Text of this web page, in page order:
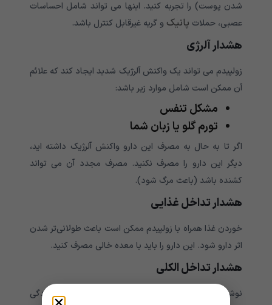
شدن پوست) را تجربه کنید. اینها می تواند شامل احساسات
عصبی، حملات پانیک و گریه غیرقابل کنترل باشد.
هشدار آلرژی
زولپیدم می تواند یک واکنش آلرژیک شدید ایجاد کند که علائم
آن ممکن است شامل موارد زیر باشد:
مشکل تنفس
تورم گلو یا زبان شما
اگر تا به حال به مصرف این دارو واکنش آلرژیک داشته اید،
دیگر این دارو را مصرف نکنید. مصرف مجدد آن می تواند
کشنده باشد (باعث مرگ شود).
هشدار تداخل غذایی
خوردن غذا همراه با زولپیدم ممکن است باعث طولانی‌تر شدن
اثر دارو شود. این دارو را باید با معده خالی مصرف کنید.
هشدار تداخل الکلی
نوشیدن الکل می تواند خطر آرام بخشی و خواب آلودگی